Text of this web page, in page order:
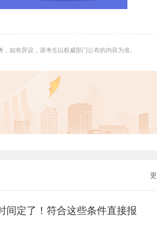
如有异议，请考生以权威部门公布的内容为准。
间定了！符合这些条件直接报